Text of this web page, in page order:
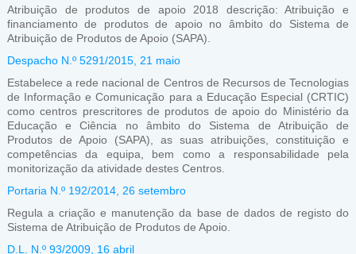
Atribuição de produtos de apoio 2018 descrição: Atribuição e
financiamento de produtos de apoio no âmbito do Sistema de
Atribuição de Produtos de Apoio (SAPA).
Despacho N.º 5291/2015, 21 maio
Estabelece a rede nacional de Centros de Recursos de Tecnologias
de Informação e Comunicação para a Educação Especial (CRTIC)
como centros prescritores de produtos de apoio do Ministério da
Educação e Ciência no âmbito do Sistema de Atribuição de
Produtos de Apoio (SAPA), as suas atribuições, constituição e
competências da equipa, bem como a responsabilidade pela
monitorização da atividade destes Centros.
Portaria N.º 192/2014, 26 setembro
Regula a criação e manutenção da base de dados de registo do
Sistema de Atribuição de Produtos de Apoio.
D.L. N.º 93/2009, 16 abril